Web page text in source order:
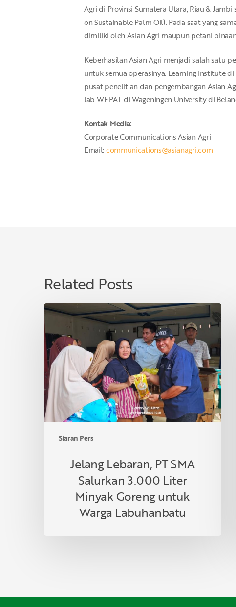
Agri di Provinsi Sumatera Utara, Riau &
on Sustainable Palm Oil). Pada saat yang
dimiliki oleh Asian Agri maupun petani
Keberhasilan Asian Agri menjadi salah satu
untuk semua operasinya. Learning Institute
pusat penelitian dan pengembangan Asian
lab WEPAL di Wageningen University di
Kontak Media:
Corporate Communications Asian Agri
Email:communications@asianagri.com
Related Posts
Siaran Pers
Jelang
Lebaran,
PT
SMA
Salurkan
3.000
Liter
Minyak
Goreng
untuk
Labuhanbatu
Jelang Lebaran, PT SMA
Salurkan 3.000 Liter
Minyak Goreng untuk
Warga Labuhanbatu